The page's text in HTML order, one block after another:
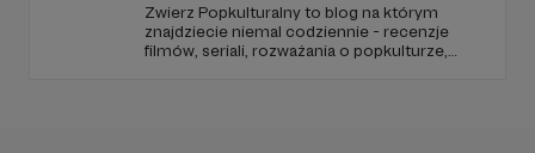
Zwierz Popkulturalny to blog na którym
znajdziecie niemal codziennie - recenzje
filmów, seriali, rozważania o popkulturze,